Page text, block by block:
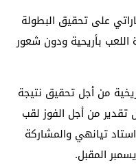
على تحقيق البطولة
بأريحية ودون شعور
من أجل تحقيق نتيجة
تقدير من أجل الفوز لقب
تيانهي والمشاركة
المقبل.